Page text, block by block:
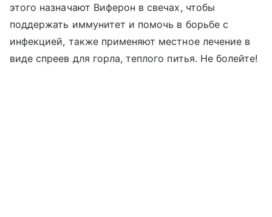
этого назначают Виферон в свечах, чтобы
поддержать иммунитет и помочь в борьбе с
инфекцией, также применяют местное лечение в
виде спреев для горла, теплого питья. Не болейте!